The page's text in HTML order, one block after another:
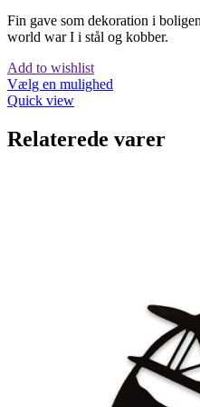
Fin gave som dekoration i
world war I i stål og kobber.
Add to wishlist
Vælg en mulighed
Quick view
Relaterede varer